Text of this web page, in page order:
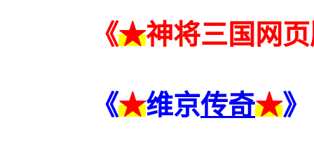
《★神将三国网
《★维京传奇★》